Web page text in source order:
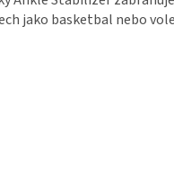
jako basketbal nebo